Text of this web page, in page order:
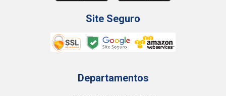
Site Seguro
Departamentos